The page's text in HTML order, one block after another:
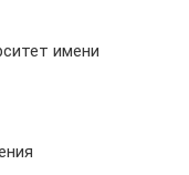
имени